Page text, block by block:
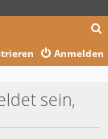
c
Anmelden
sein,